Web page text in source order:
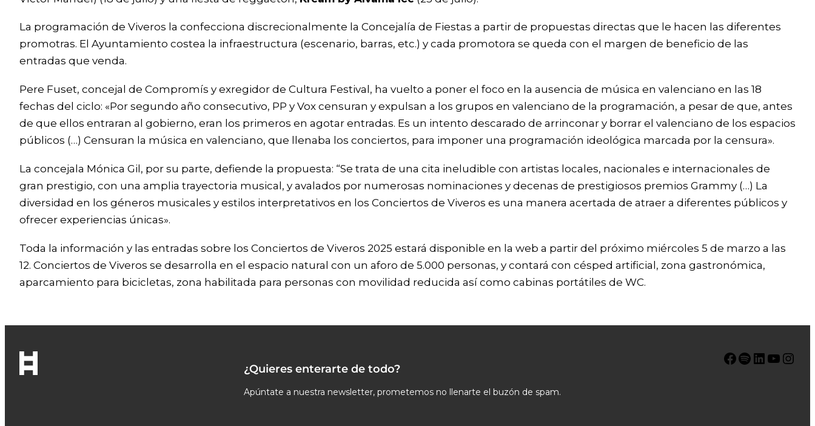
La programación de Viveros la confecciona discrecionalmente la Concejalía de Fiestas a partir de propuestas directas que le hacen las diferentes
promotras. El Ayuntamiento costea la infraestructura (escenario, barras, etc.) y cada promotora se queda con el margen de beneficio de las
entradas que venda.
Pere Fuset, concejal de Compromís y exregidor de Cultura Festival, ha vuelto a poner el foco en la ausencia de música en valenciano en las 18
fechas del ciclo: «Por segundo año consecutivo, PP y Vox censuran y expulsan a los grupos en valenciano de la programación, a pesar de que, antes
de que ellos entraran al gobierno, eran los primeros en agotar entradas. Es un intento descarado de arrinconar y borrar el valenciano de los espacios
públicos (…) Censuran la música en valenciano, que llenaba los conciertos, para imponer una programación ideológica marcada por la censura».
La concejala Mónica Gil, por su parte, defiende la propuesta: “Se trata de una cita ineludible con artistas locales, nacionales e internacionales de
gran prestigio, con una amplia trayectoria musical, y avalados por numerosas nominaciones y decenas de prestigiosos premios Grammy (…) La
diversidad en los géneros musicales y estilos interpretativos en los Conciertos de Viveros es una manera acertada de atraer a diferentes públicos y
ofrecer experiencias únicas».
Toda la información y las entradas sobre los Conciertos de Viveros 2025 estará disponible en la web a partir del próximo miércoles 5 de marzo a las
12. Conciertos de Viveros se desarrolla en el espacio natural con un aforo de 5.000 personas, y contará con césped artificial, zona gastronómica,
aparcamiento para bicicletas, zona habilitada para personas con movilidad reducida así como cabinas portátiles de WC.
¿Quieres enterarte de todo?
Apúntate a nuestra newsletter, prometemos no llenarte el buzón de spam.
Facebook Spotify LinkedIn YouTube Instagram